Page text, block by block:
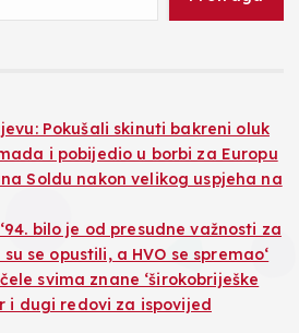
Pokušali skinuti bakreni oluk
i pobijedio u borbi za Europu
Soldu nakon velikog uspjeha na
bilo je od presudne važnosti za
su se opustili, a HVO se spremao‘
svima znane ‘širokobriješke
i dugi redovi za ispovijed